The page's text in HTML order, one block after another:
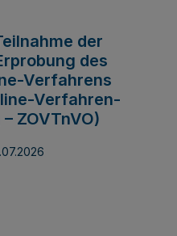
der
des
Verfahrens
Verfahren-
ZOVTnVO)